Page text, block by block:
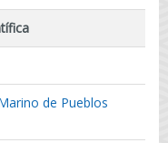
de Pueblos